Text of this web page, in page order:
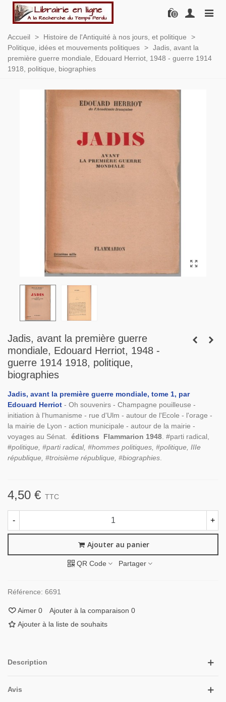
0
Accueil > Histoire de l'Antiquité à nos jours, et politique
>
Politique, idées et mouvements politiques > Jadis, avant la
première guerre mondiale, Edouard Herriot, 1948 - guerre 1914
1918, politique, biographies
Jadis, avant la première guerre
mondiale, Edouard Herriot, 1948 -
guerre 1914 1918, politique,
biographies
Jadis, avant la première guerre mondiale, tome 1, par
Edouard Herriot - Oh souvenirs - Champagne pouilleuse -
initiation à l'humanisme - rue d'Ulm - autour de l'Ecole - l'orage -
la mairie de Lyon - action municipale - autour de la mairie -
voyages au Sénat. éditions Flammarion 1948 . #parti radical,
#politique, #parti radical, #hommes politiques, #politique, IIIe
république, #troisième république, #biographies
4,50 € TTC
- +
Ajouter au panier
QR Code Partager
Référence: 6691
Aimer 0 Ajouter à la comparaison 0
Ajouter à la liste de souhaits
Description
Avis